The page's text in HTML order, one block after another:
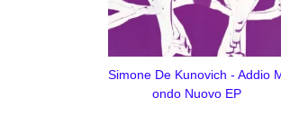
Simone De Kunovich - Addio
ondo Nuovo EP